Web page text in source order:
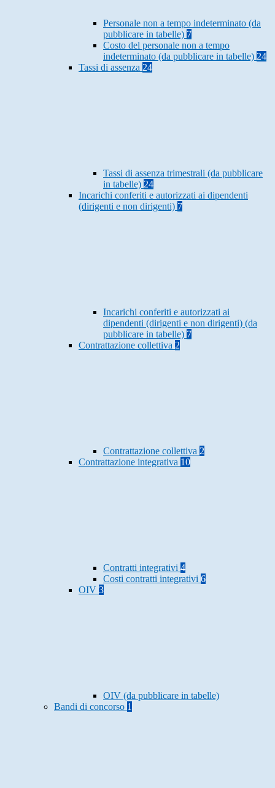
Personale non a tempo indeterminato (da
pubblicare in tabelle) 7
Costo del personale non a tempo
indeterminato (da pubblicare in tabelle) 24
Tassi di assenza 24
Tassi di assenza trimestrali (da pubblicare
in tabelle) 24
Incarichi conferiti e autorizzati ai dipendenti
(dirigenti e non dirigenti) 7
Incarichi conferiti e autorizzati ai
dipendenti (dirigenti e non dirigenti) (da
pubblicare in tabelle) 7
Contrattazione collettiva 2
Contrattazione collettiva 2
Contrattazione integrativa 10
Contratti integrativi 4
Costi contratti integrativi 6
OIV 3
OIV (da pubblicare in tabelle)
Bandi di concorso 1